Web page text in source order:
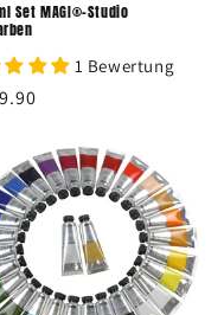
Set MAGI®-Studio
1 Bewertung